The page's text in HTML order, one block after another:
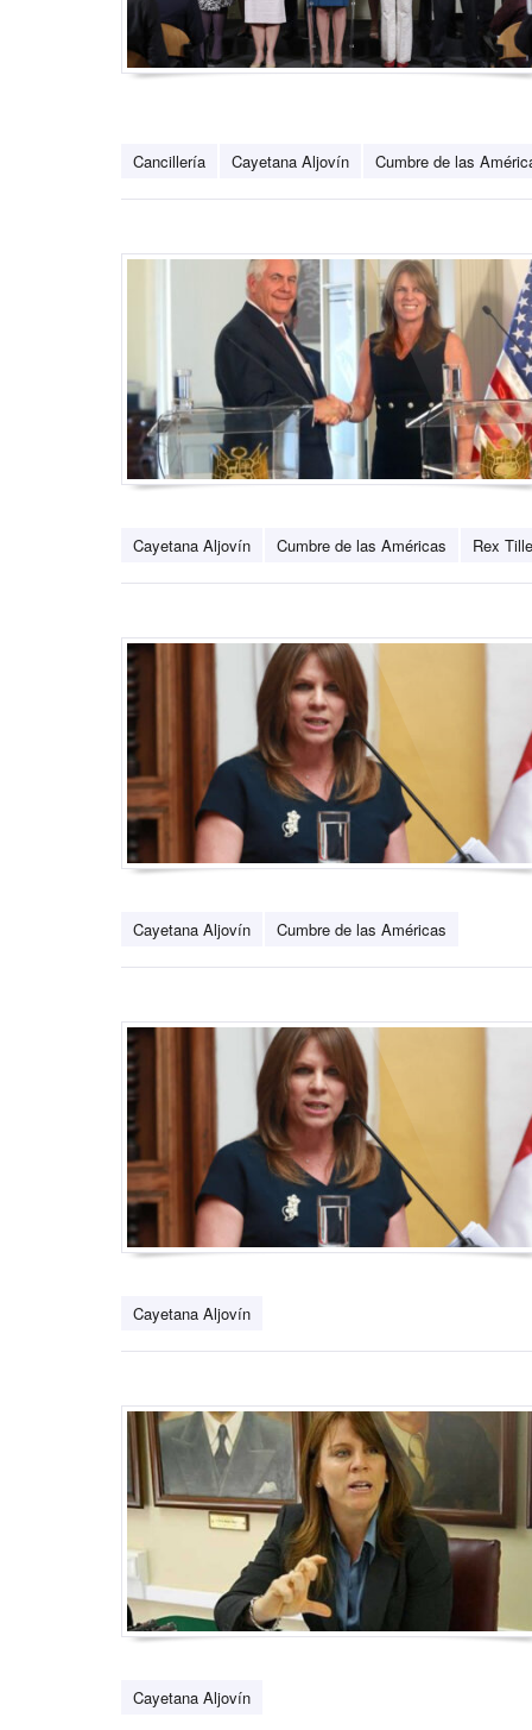
Cancillería Cayetana Aljovín Cumbre de las
Cayetana Aljovín Cumbre de las Américas Rex
Cayetana Aljovín Cumbre de las Américas
Cayetana Aljovín
Cayetana Aljovín